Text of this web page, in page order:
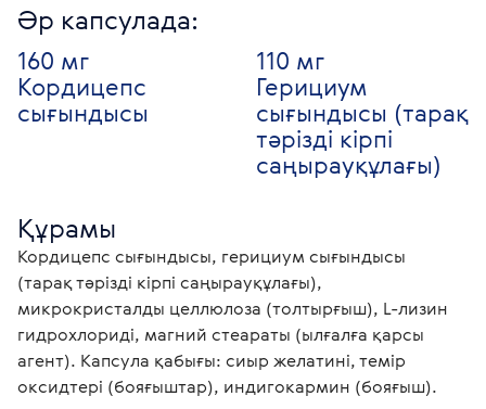
Әр капсулада:
160 мг
Кордицепс
сығындысы
110 мг
Герициум
сығындысы (тарақ
тәрізді кірпі
саңырауқұлағы)
Құрамы
Кордицепс сығындысы, герициум сығындысы
(тарақ тәрізді кірпі саңырауқұлағы),
микрокристалды целлюлоза (толтырғыш), L-лизин
гидрохлориді, магний стеараты (ылғалға қарсы
агент). Капсула қабығы: сиыр желатині, темір
оксидтері (бояғыштар), индигокармин (бояғыш).